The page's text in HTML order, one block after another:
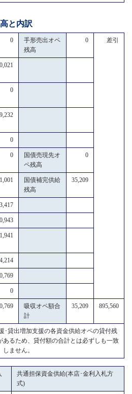
と内訳
0
手形売出オペ
残高
0 差引
0
0
0
国債売現先オ
ペ残高
0
1,001
国債補完供給
残高
35,209
0
吸収オペ額合
計
35,209 895,560
･貸出増加支援の各資金供給オペの貸付残
あるため、貸付額の合計とは必ずしも一致
しません。
共通担保資金供給(本店･金利入札方
式)